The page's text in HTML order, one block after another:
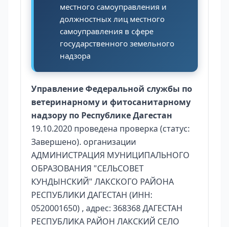
местного самоуправления и
должностных лиц местного
самоуправления в сфере
государственного земельного
надзора
Управление Федеральной службы по
ветеринарному и фитосанитарному
надзору по Республике Дагестан
19.10.2020 проведена проверка (статус:
Завершено). организации
АДМИНИСТРАЦИЯ МУНИЦИПАЛЬНОГО
ОБРАЗОВАНИЯ "СЕЛЬСОВЕТ
КУНДЫНСКИЙ" ЛАКСКОГО РАЙОНА
РЕСПУБЛИКИ ДАГЕСТАН (ИНН:
0520001650) , адрес: 368368 ДАГЕСТАН
РЕСПУБЛИКА РАЙОН ЛАКСКИЙ СЕЛО